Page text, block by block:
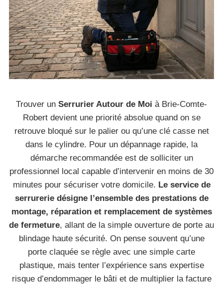
Trouver un Serrurier Autour de Moi à Brie-Comte-
Robert devient une priorité absolue quand on se
retrouve bloqué sur le palier ou qu’une clé casse net
dans le cylindre. Pour un dépannage rapide, la
démarche recommandée est de solliciter un
professionnel local capable d’intervenir en moins de 30
minutes pour sécuriser votre domicile. Le service de
serrurerie désigne l’ensemble des prestations de
montage, réparation et remplacement de systèmes
de fermeture, allant de la simple ouverture de porte au
blindage haute sécurité. On pense souvent qu’une
porte claquée se règle avec une simple carte
plastique, mais tenter l’expérience sans expertise
risque d’endommager le bâti et de multiplier la facture